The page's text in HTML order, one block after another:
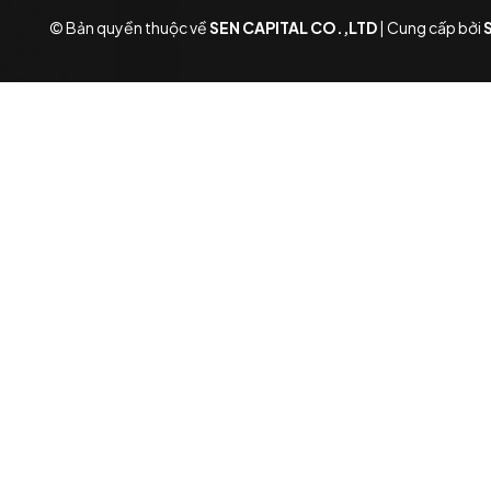
© Bản quyền thuộc vềSEN CAPITAL CO.,LTD| Cung cấp bởi